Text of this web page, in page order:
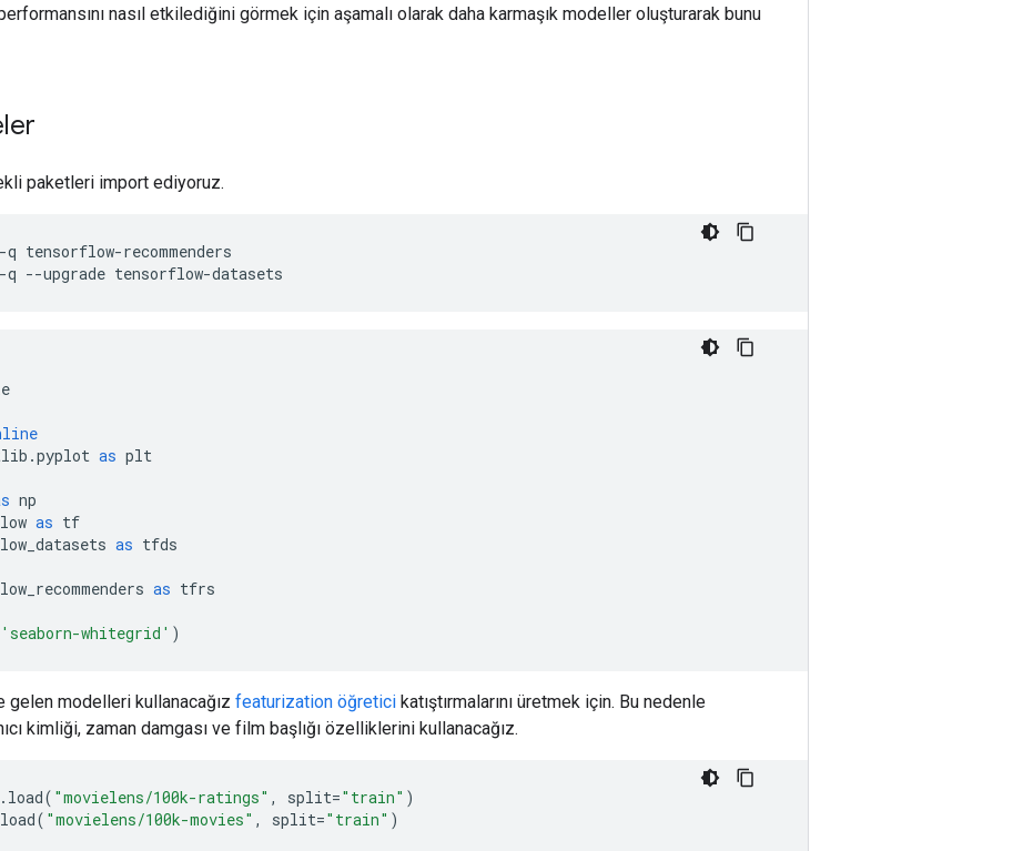
nasıl etkilediğini görmek için aşamalı olarak daha karmaşık modeller oluşturarak bunu
paketleri import ediyoruz.
-q tensorflow-recommenders
-q --upgrade tensorflow-datasets
.pyplot as plt
np
as tf
as tfds
as tfrs
'seaborn-whitegrid' )
gelen modelleri kullanacağız featurization öğretici katıştırmalarını üretmek için. Bu nedenle
kimliği, zaman damgası ve film başlığı özelliklerini kullanacağız.
. load( "movielens/100k-ratings" , split="train" )
load( "movielens/100k-movies" , split="train" )